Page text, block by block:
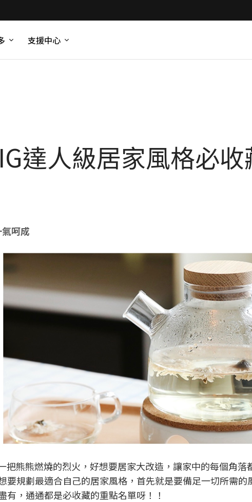
支援中心
達人級居家風格必
呵成
熊熊燃燒的烈火，好想要居家大改造，讓家中的每個角落
規劃最適合自己的居家風格，首先就是要備足一切所需
，通通都是必收藏的重點名單呀！！